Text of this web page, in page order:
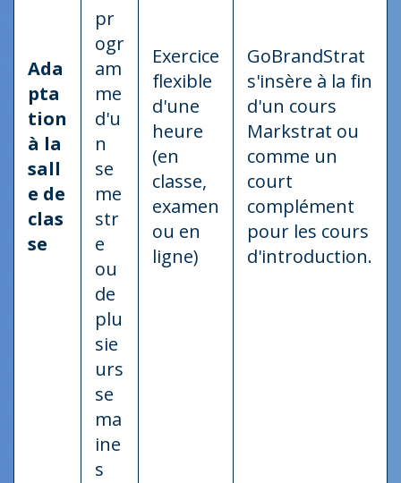
Ada
pta
tion
à la
sall
e de
clas
se
pr
ogr
am
me
d'u
n
se
me
str
e
ou
de
plu
sie
urs
se
ma
ine
s
Exercice
flexible
d'une
heure
(en
classe,
examen
ou en
ligne)
GoBrandStrat
s'insère à la fin
d'un cours
Markstrat ou
comme un
court
complément
pour les cours
d'introduction.